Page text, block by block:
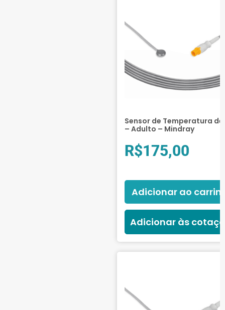
Sensor de Temperatura de
– Adulto – Mindray
R$175,00
Adicionar ao
Adicionar às